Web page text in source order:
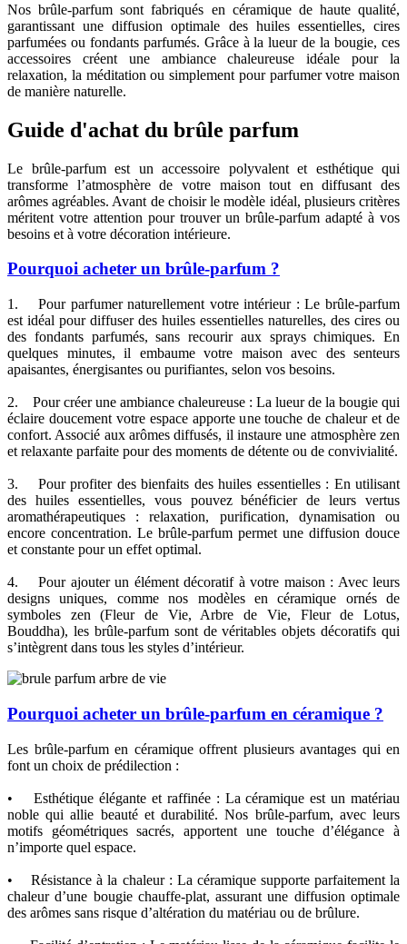
Nos brûle-parfum sont fabriqués en céramique de haute qualité,
garantissant une diffusion optimale des huiles essentielles, cires
parfumées ou fondants parfumés. Grâce à la lueur de la bougie, ces
accessoires créent une ambiance chaleureuse idéale pour la
relaxation, la méditation ou simplement pour parfumer votre maison
de manière naturelle.
Guide d'achat du brûle parfum
Le brûle-parfum est un accessoire polyvalent et esthétique qui
transforme l’atmosphère de votre maison tout en diffusant des
arômes agréables. Avant de choisir le modèle idéal, plusieurs critères
méritent votre attention pour trouver un brûle-parfum adapté à vos
besoins et à votre décoration intérieure.
Pourquoi acheter un brûle-parfum ?
1. Pour parfumer naturellement votre intérieur : Le brûle-parfum
est idéal pour diffuser des huiles essentielles naturelles, des cires ou
des fondants parfumés, sans recourir aux sprays chimiques. En
quelques minutes, il embaume votre maison avec des senteurs
apaisantes, énergisantes ou purifiantes, selon vos besoins.
2. Pour créer une ambiance chaleureuse : La lueur de la bougie qui
éclaire doucement votre espace apporte une touche de chaleur et de
confort. Associé aux arômes diffusés, il instaure une atmosphère zen
et relaxante parfaite pour des moments de détente ou de convivialité.
3. Pour profiter des bienfaits des huiles essentielles : En utilisant
des huiles essentielles, vous pouvez bénéficier de leurs vertus
aromathérapeutiques : relaxation, purification, dynamisation ou
encore concentration. Le brûle-parfum permet une diffusion douce
et constante pour un effet optimal.
4. Pour ajouter un élément décoratif à votre maison : Avec leurs
designs uniques, comme nos modèles en céramique ornés de
symboles zen (Fleur de Vie, Arbre de Vie, Fleur de Lotus,
Bouddha), les brûle-parfum sont de véritables objets décoratifs qui
s’intègrent dans tous les styles d’intérieur.
Pourquoi acheter un brûle-parfum en céramique ?
Les brûle-parfum en céramique offrent plusieurs avantages qui en
font un choix de prédilection :
• Esthétique élégante et raffinée : La céramique est un matériau
noble qui allie beauté et durabilité. Nos brûle-parfum, avec leurs
motifs géométriques sacrés, apportent une touche d’élégance à
n’importe quel espace.
• Résistance à la chaleur : La céramique supporte parfaitement la
chaleur d’une bougie chauffe-plat, assurant une diffusion optimale
des arômes sans risque d’altération du matériau ou de brûlure.